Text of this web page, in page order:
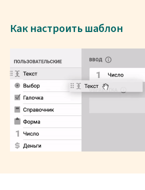
Как настроить шаблон